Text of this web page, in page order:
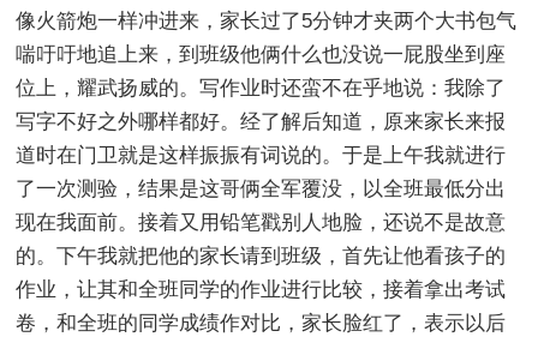
像火箭炮一样冲进来，家长过了5分钟才夹两个大书包气
喘吁吁地追上来，到班级他俩什么也没说一屁股坐到座
位上，耀武扬威的。写作业时还蛮不在乎地说：我除了
写字不好之外哪样都好。经了解后知道，原来家长来报
道时在门卫就是这样振振有词说的。于是上午我就进行
了一次测验，结果是这哥俩全军覆没，以全班最低分出
现在我面前。接着又用铅笔戳别人地脸，还说不是故意
的。下午我就把他的家长请到班级，首先让他看孩子的
作业，让其和全班同学的作业进行比较，接着拿出考试
卷，和全班的同学成绩作对比，家长脸红了，表示以后